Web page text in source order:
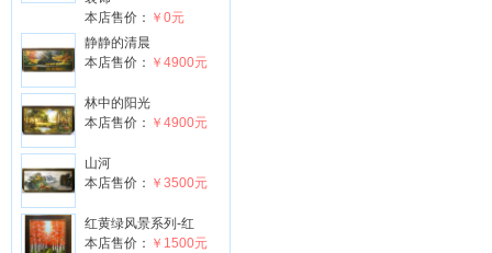
本店售价： ￥0元
静静的清晨
本店售价： ￥4900元
林中的阳光
本店售价： ￥4900元
山河
本店售价： ￥3500元
红黄绿风景系列-红
本店售价： ￥1500元